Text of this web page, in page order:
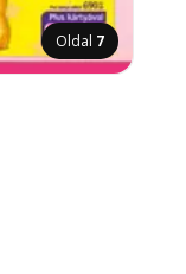
Oldal 7